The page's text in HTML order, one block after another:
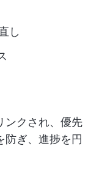
し
ンクされ、優先
防ぎ、進捗を円